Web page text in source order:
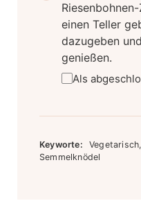
einen Teller
dazugeben
genießen.
Als
Keyworte:
Semmelknödel